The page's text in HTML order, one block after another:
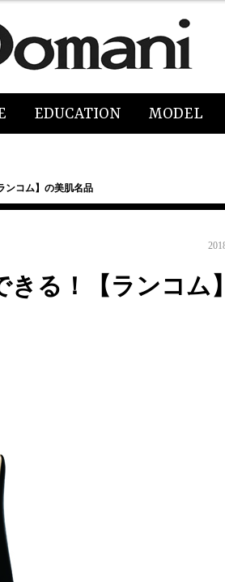
EDUCATION MODEL
ンコム】の美肌名品
る！【ランコム】